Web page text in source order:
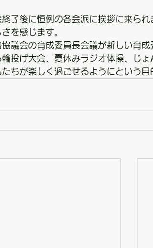
了後に恒例の各会派に挨拶に来られ
を感じます。
議会の育成委員長会議が新しい育成
投げ大会、夏休みラジオ体操、じょ
ちが楽しく過ごせるようにという目